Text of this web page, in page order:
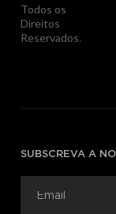
Todos os
Direitos
Reservados.
SUBSCREVA A